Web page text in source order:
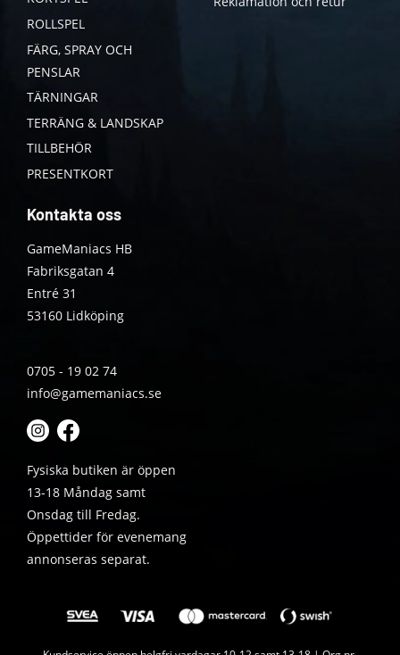
ROLLSPEL
FÄRG, SPRAY OCH
PENSLAR
TÄRNINGAR
TERRÄNG & LANDSKAP
TILLBEHÖR
PRESENTKORT
Kontakta oss
GameManiacs HB
Fabriksgatan 4
Entré 31
53160 Lidköping
0705 - 19 02 74
info@gamemaniacs.se
Fysiska butiken är öppen
13-18 Måndag samt
Onsdag till Fredag.
Öppettider för evenemang
annonseras separat.